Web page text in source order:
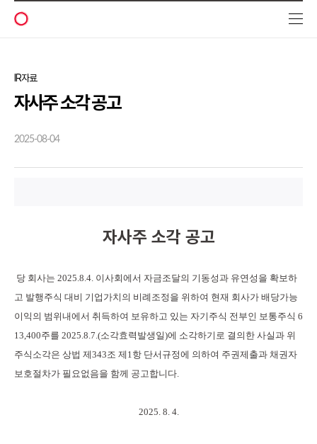
에
이
IR자료
자사주 소각 공고
2025-08-04
자사주 소각 공고
당 회사는 2025.8.4. 이사회에서 자금조달의 기동성과 유연성을 확보하
고 발행주식 대비 기업가치의 비례조정을 위하여 현재 회사가 배당가능
이익의 범위내에서 취득하여 보유하고 있는 자기주식 전부인 보통주식 6
13,400주를 2025.8.7.(소각효력발생일)에 소각하기로 결의한 사실과 위
주식소각은 상법 제343조 제 1항 단서규정에 의하여 주권제출과 채권자
보호절차가 필요없음을 함께 공고합니다.
2025. 8. 4.